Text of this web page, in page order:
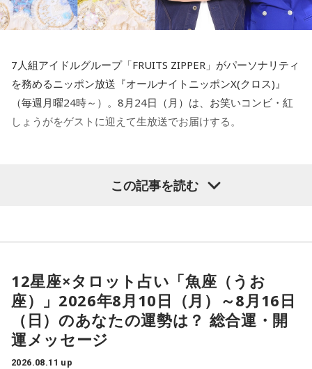
7人組アイドルグループ「FRUITS ZIPPER」がパーソナリティ
を務めるニッポン放送『オールナイトニッポンX(クロス)』
（毎週月曜24時～）。8月24日（月）は、お笑いコンビ・紅
しょうがをゲストに迎えて生放送でお届けする。
ールも紹介しながら進行する予定だ。
『FRUITS ZIPPERのオールナイトニッポンX(クロス)』は8月
24日(月)24時から生放送。番組はラジオ・radikoのほか「オ
ールナイトニッポン」のサブスクアプリ「オールナイトニッ
この記事を読む
12星座×タロット占い「魚座（うお
座）」2026年8月10日（月）～8月16日
（日）のあなたの運勢は？ 総合運・開
運メッセージ
2026.08.11 up